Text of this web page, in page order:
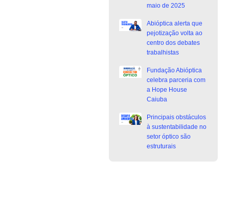
maio de 2025
Abióptica alerta que
pejotização volta ao
centro dos debates
trabalhistas
Fundação Abióptica
celebra parceria com
a Hope House
Caiuba
Principais obstáculos
à sustentabilidade no
setor óptico são
estruturais